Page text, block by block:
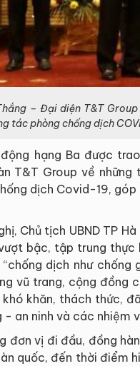
– Đại diện T&T
tác phòng chống dịch
hạng Ba được
T&T Group về
dịch Covid-19, góp
Chủ tịch UBND TP
bậc, tập trung thực
dịch như
vũ trang, cộng đồng
khăn, thách thức,
- an ninh và các nhiệm
đơn vị đi đầu, đồng
quốc, đến thời điểm